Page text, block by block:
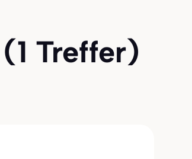
Treffer)